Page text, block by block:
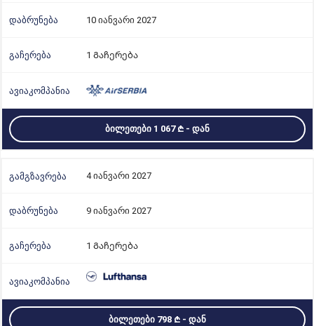
10 იანვარი 2027
1 Გაჩერება
ᲑᲘᲚᲔᲗᲔᲑᲘ 1 067 - ᲓᲐᲜ
4 იანვარი 2027
9 იანვარი 2027
1 Გაჩერება
ᲑᲘᲚᲔᲗᲔᲑᲘ 798 - ᲓᲐᲜ